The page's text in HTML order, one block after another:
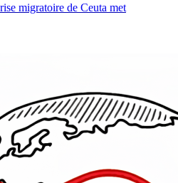
migratoire de Ceuta met